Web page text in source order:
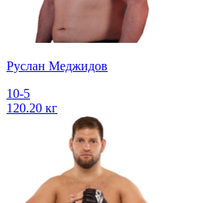
Руслан Меджидов
10-5
120.20 кг